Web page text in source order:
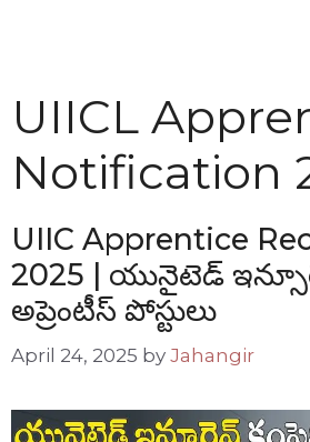
UIICL
Notification
UIIC Apprentice
2025 | యునైటెడ్
అప్రెంటీస్ పోస్టులు
April 24, 2025 by Jahangir